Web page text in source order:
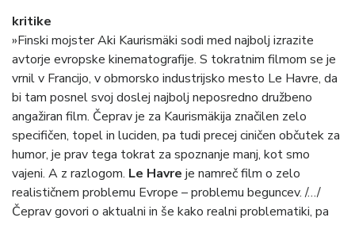
kritike
»Finski mojster Aki Kaurismäki sodi med najbolj izrazite
avtorje evropske kinematografije. S tokratnim filmom se je
vrnil v Francijo, v obmorsko industrijsko mesto Le Havre, da
bi tam posnel svoj doslej najbolj neposredno družbeno
angažiran film. Čeprav je za Kaurismäkija značilen zelo
specifičen, topel in luciden, pa tudi precej ciničen občutek za
humor, je prav tega tokrat za spoznanje manj, kot smo
vajeni. A z razlogom. Le Havre je namreč film o zelo
realističnem problemu Evrope – problemu beguncev. /…/
Čeprav govori o aktualni in še kako realni problematiki, pa